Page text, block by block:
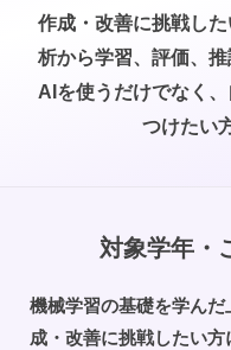
作成・改善に挑戦し
析から学習、評価、推
AIを使うだけでなく
つけたい
対象学年・
機械学習の基礎を学ん
成・改善に挑戦したい